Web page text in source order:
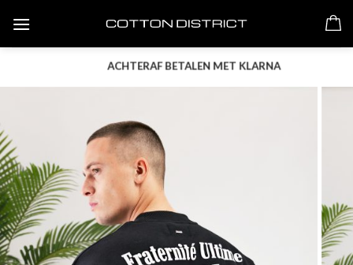
content
ACHTERAF BETALEN MET KLARNA